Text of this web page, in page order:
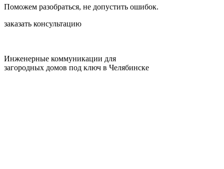
Поможем разобраться, не допустить ошибок.
заказать консультацию
Инженерные коммуникации для
загородных домов под ключ в Челябинске